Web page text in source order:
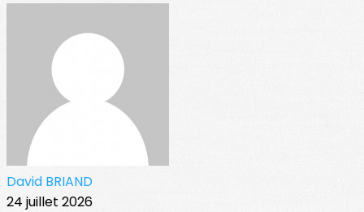
David BRIAND
24 juillet 2026